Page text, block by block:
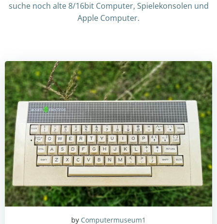
suche noch alte 8/16bit Computer, Spielekonsolen und
Apple Computer.
by Computermuseum1